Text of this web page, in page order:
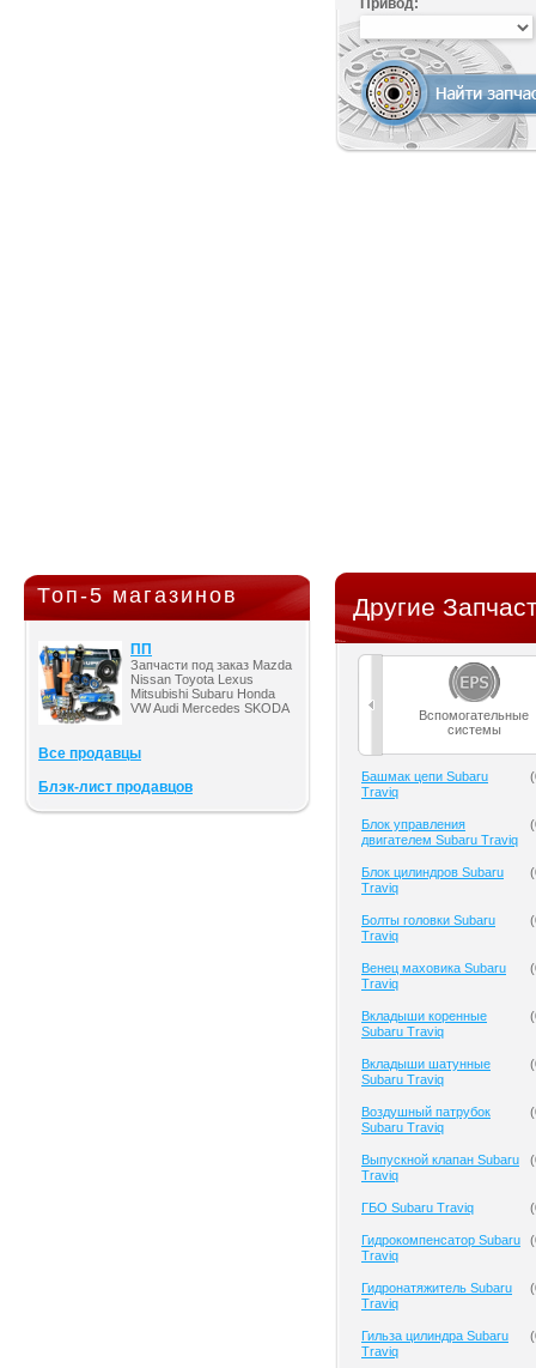
Топ-5 магазинов
ПП
Запчасти под заказ Mazda
Nissan Toyota Lexus
Mitsubishi Subaru Honda
VW Audi Mercedes SKODA
Все продавцы
Блэк-лист продавцов
Привод:
Другие
Вспомогательные
системы
Башмак цепи Subaru
Traviq
(
Блок управления
двигателем Subaru Traviq
(
Блок цилиндров Subaru
Traviq
(
Болты головки Subaru
Traviq
(
Венец маховика Subaru
Traviq
(
Вкладыши коренные
Subaru Traviq
(
Вкладыши шатунные
Subaru Traviq
(
Воздушный патрубок
Subaru Traviq
(
Выпускной клапан Subaru
Traviq
(
ГБО Subaru Traviq (
Гидрокомпенсатор Subaru
Traviq
(
Гидронатяжитель Subaru
Traviq
(
Гильза цилиндра Subaru
Traviq
(